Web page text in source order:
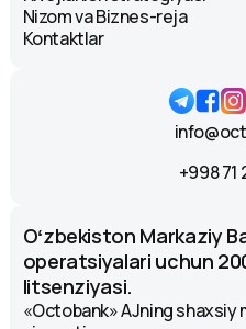
savdo markazi.
Bankomat
Islom Karimov
Xalqaro Aeroporti
Islom Karimov
Xalqaro Aeroporti
(VIP)
Nizom va Biznes-reja
Kontaktlar
+998 71
Oʻzbekiston Markaziy
operatsiyalari uchun
litsenziyasi.
«Octobank» AJning